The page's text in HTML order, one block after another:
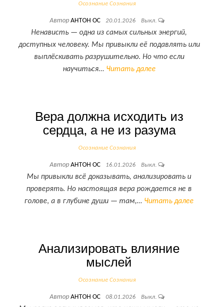
Осознание Сознания
Автор АНТОН ОС 20.01.2026 Выкл.
Ненависть — одна из самых сильных энергий,
доступных человеку. Мы привыкли её подавлять или
выплёскивать разрушительно. Но что если
научиться… Читать далее
Вера должна исходить из
сердца, а не из разума
Осознание Сознания
Автор АНТОН ОС 16.01.2026 Выкл.
Мы привыкли всё доказывать, анализировать и
проверять. Но настоящая вера рождается не в
голове, а в глубине души — там,… Читать далее
Анализировать влияние
мыслей
Осознание Сознания
Автор АНТОН ОС 08.01.2026 Выкл.